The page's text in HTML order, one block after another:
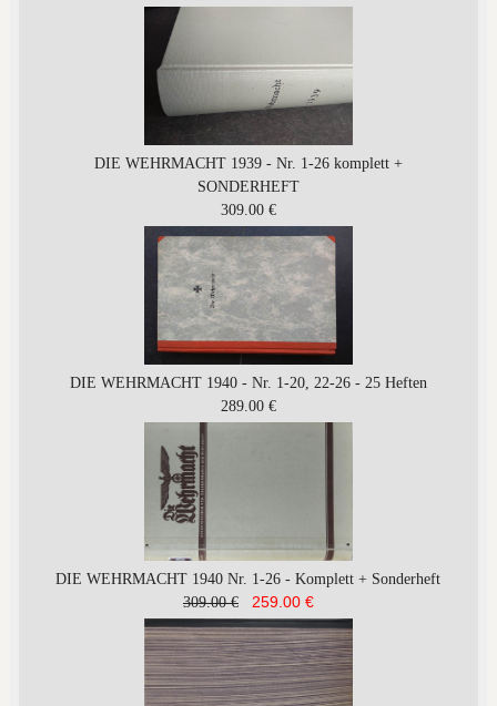
DIE WEHRMACHT 1939 - Nr. 1-26 komplett +
SONDERHEFT
309.00 €
DIE WEHRMACHT 1940 - Nr. 1-20, 22-26 - 25 Heften
289.00 €
DIE WEHRMACHT 1940 Nr. 1-26 - Komplett + Sonderheft
309.00 €
259.00 €